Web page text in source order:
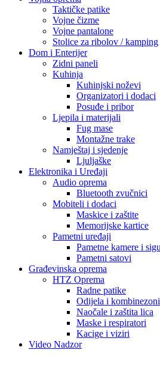
Taktičke patike
Vojne čizme
Vojne pantalone
Stolice za ribolov / kamping
Dom i Enterijer
Zidni paneli
Kuhinja
Kuhinjski noževi
Organizatori i dodaci
Posuđe i pribor
Ljepila i materijali
Fug mase
Montažne trake
Namještaj i sjedenje
Ljuljaške
Elektronika i Uređaji
Audio oprema
Bluetooth zvučnici
Mobiteli i dodaci
Maskice i zaštite
Memorijske kartice
Pametni uređaji
Pametne kamere i
Pametni satovi
Građevinska oprema
HTZ Oprema
Radne patike
Odijela i kombinezoni
Naočale i zaštita lica
Maske i respiratori
Kacige i viziri
Video Nadzor